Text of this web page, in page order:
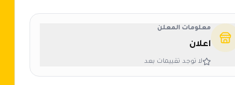
معلومات المعلن
اعلان
لا توجد تقييمات بعد